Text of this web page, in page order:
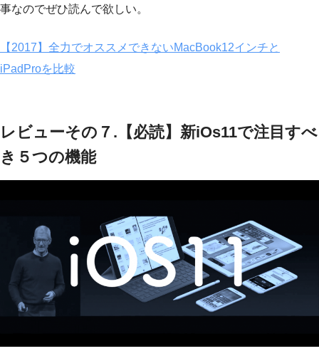
事なのでぜひ読んで欲しい。
【2017】全力でオススメできないMacBook12インチと
iPadProを比較
レビューその７.【必読】新iOs11で注目すべ
き５つの機能